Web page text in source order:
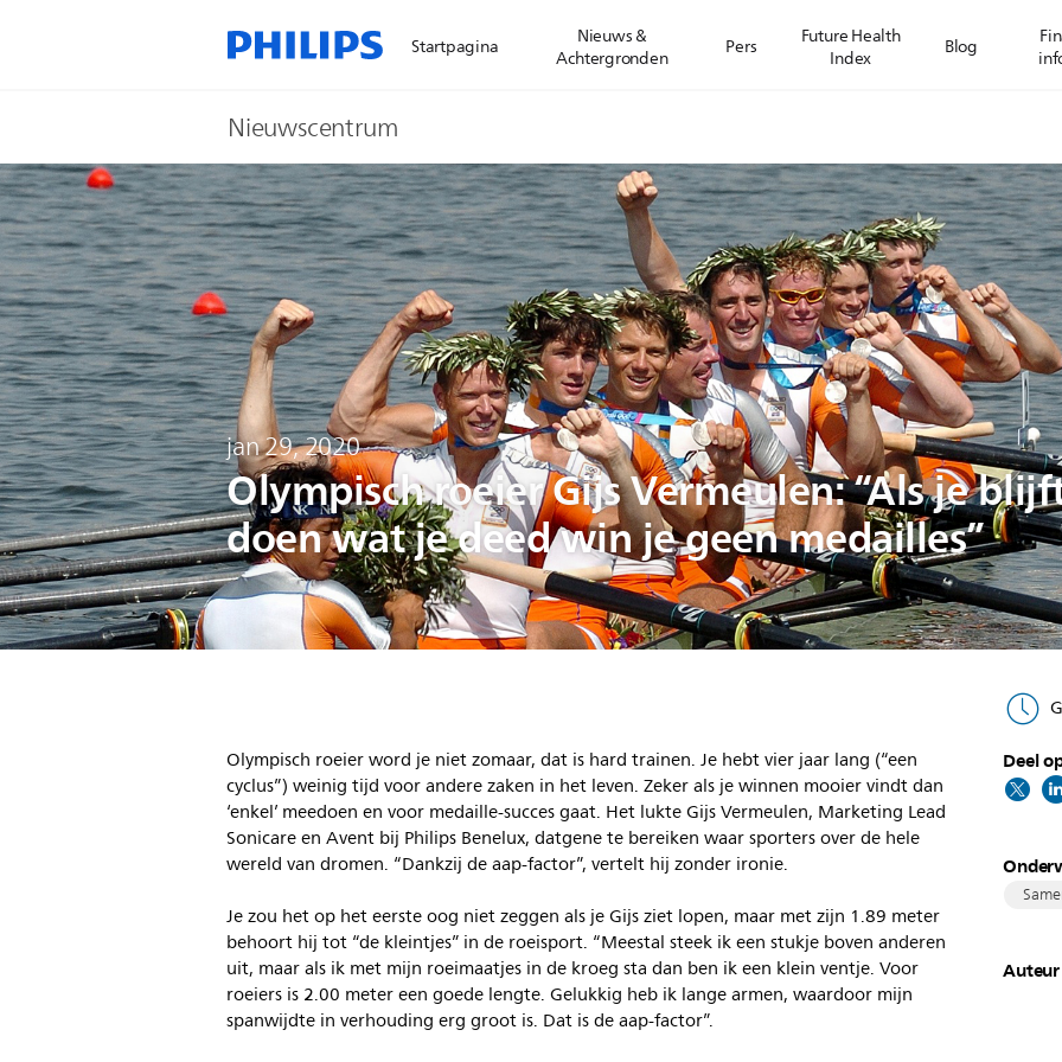
Startpagina
Nieuws &
Achtergronden
Pers
Future Health
Index
Blog
Nieuwscentrum
jan 29, 2020
Olympisch roeier Gijs Vermeulen: “Als je
doen wat je deed win je geen medailles”
Olympisch roeier word je niet zomaar, dat is hard trainen. Je hebt vier jaar lang (“een
cyclus”) weinig tijd voor andere zaken in het leven. Zeker als je winnen mooier vindt dan
‘enkel’ meedoen en voor medaille-succes gaat. Het lukte Gijs Vermeulen, Marketing Lead
Sonicare en Avent bij Philips Benelux, datgene te bereiken waar sporters over de hele
wereld van dromen. “Dankzij de aap-factor”, vertelt hij zonder ironie.
Je zou het op het eerste oog niet zeggen als je Gijs ziet lopen, maar met zijn 1.89 meter
behoort hij tot “de kleintjes” in de roeisport. “Meestal steek ik een stukje boven anderen
uit, maar als ik met mijn roeimaatjes in de kroeg sta dan ben ik een klein ventje. Voor
roeiers is 2.00 meter een goede lengte. Gelukkig heb ik lange armen, waardoor mijn
spanwijdte in verhouding erg groot is. Dat is de aap-factor”.
Deel
Auteur